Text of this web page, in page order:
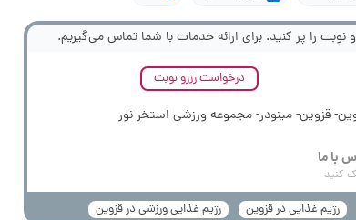
را پر کنید. برای ارائه خدمات با شما تماس می‌گیریم.
درخواست رزرو نوبت
قزوین- مینودر- مجموعه ورزشی استخر نور
با ما
کنید
رژیم غذایی در قزوین رژیم غذایی ورزشی در قزوین